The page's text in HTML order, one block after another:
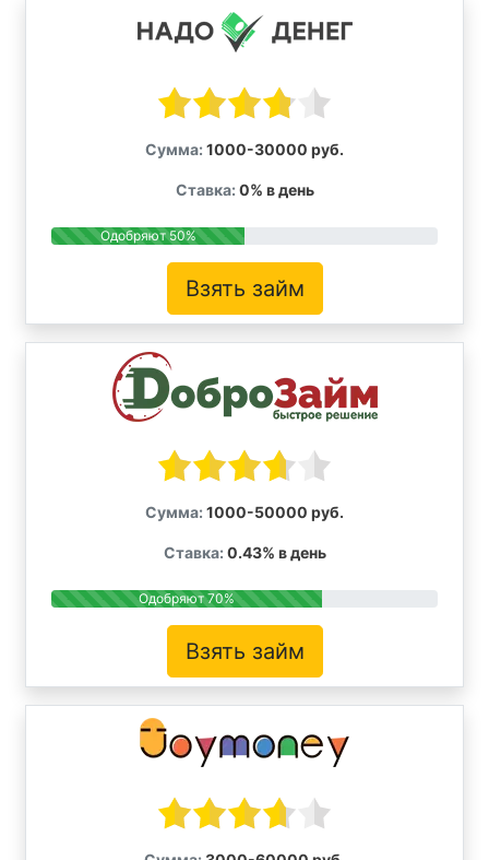
Сумма: 1000-30000 руб.
Ставка: 0% в день
Одобряют 50%
Взять займ
Сумма: 1000-50000 руб.
Ставка: 0.43% в день
Одобряют 70%
Взять займ